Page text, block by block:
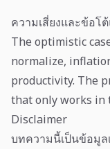
ความเสี่ยงและข้อโ
The optimistic
normalize,
productivity. The
that only works in
Disclaimer
บทความนี้เป็นข้อมูล